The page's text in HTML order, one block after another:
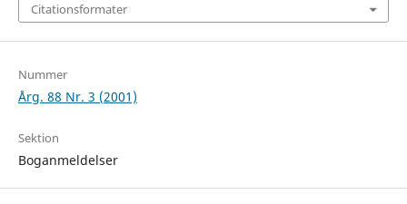
Citationsformater
Nummer
Årg. 88 Nr. 3 (2001)
Sektion
Boganmeldelser